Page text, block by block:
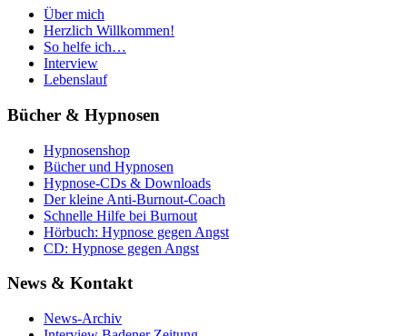
Über mich
Herzlich Willkommen!
So helfe ich…
Interview
Lebenslauf
Bücher & Hypnosen
Hypnosenshop
Bücher und Hypnosen
Hypnose-CDs & Downloads
Der kleine Anti-Burnout-Coach
Schnelle Hilfe bei Burnout
Hörbuch: Hypnose gegen Angst
CD: Hypnose gegen Angst
News & Kontakt
News-Archiv